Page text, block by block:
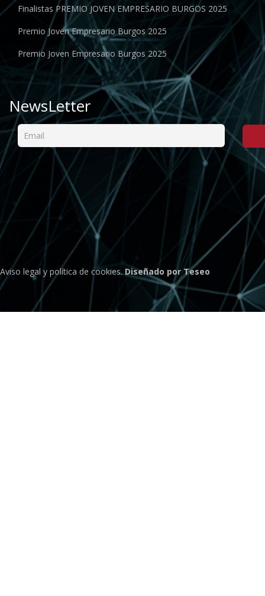
Finalistas PREMIO JOVEN EMPRESARIO BURGOS 2025
Premio Joven Empresario Burgos 2025
Premio Joven Empresario Burgos 2025
NewsLetter
Aviso legal y política de cookies.Diseñado por Teseo